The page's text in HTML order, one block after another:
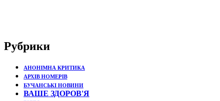
Рубрики
АНОНІМНА КРИТИКА
АРХІВ НОМЕРІВ
БУЧАНСЬКІ НОВИНИ
ВАШЕ ЗДОРОВ'Я